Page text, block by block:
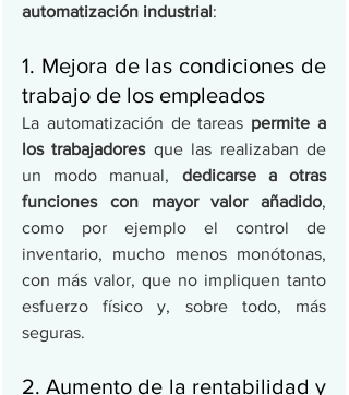
automatización industrial:
1. Mejora de las condiciones de
trabajo de los empleados
La automatización de tareas permite a
los trabajadores que las realizaban de
un modo manual, dedicarse a otras
funciones con mayor valor añadido,
como por ejemplo el control de
inventario, mucho menos monótonas,
con más valor, que no impliquen tanto
esfuerzo físico y, sobre todo, más
seguras.
2. Aumento de la rentabilidad y